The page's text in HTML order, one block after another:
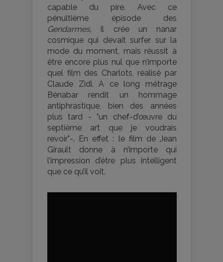
capable du pire. Avec ce
pénultième épisode des
Gendarmes, il crée un nanar
cosmique qui devait surfer sur la
mode du moment, mais réussit à
être encore plus nul que n’importe
quel film des Charlots, réalisé par
Claude Zidi. A ce long métrage
Bénabar rendit un hommage
antiphrastique, bien des années
plus tard - "un chef-d’œuvre du
septième art que je voudrais
revoir"-. En effet : le film de Jean
Girault donne à n’importe qui
l’impression d’être plus intelligent
que ce qu’il voit.